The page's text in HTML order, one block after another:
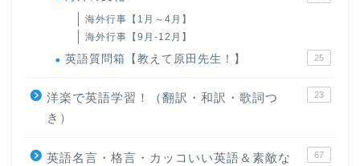
海外行事【1月～4月】
海外行事【9月-12月】
英語質問箱【教えて原田先生！】 25
洋楽で英語学習！（翻訳・和訳・歌詞つ
き）
23
英語名言・格言・カッコいい英語＆素敵な
67